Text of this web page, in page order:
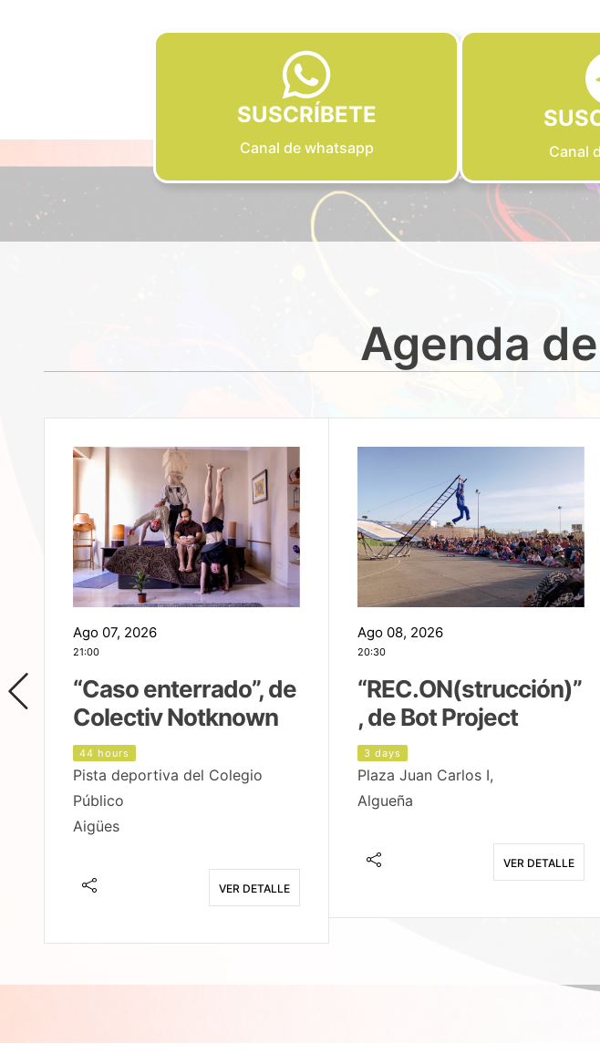
SUSCRÍBETE
Canal de whatsapp Canal
Agenda
Ago 07, 2026
21:00
“Caso enterrado”, de
Colectiv Notknown
44 hours
Pista deportiva del Colegio
Público
Aigües
VER DETALLE
Ago 08, 2026
20:30
“REC.ON(strucción)”
, de Bot Project
3 days
Plaza Juan Carlos I,
Algueña
VER DETALLE